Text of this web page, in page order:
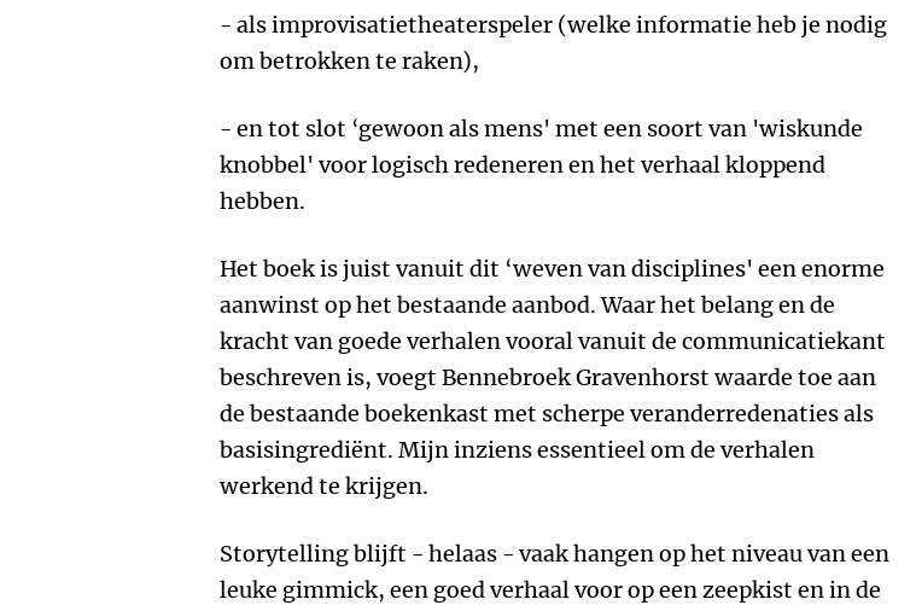
- als improvisatietheaterspeler (welke informatie heb je nodig
om betrokken te raken),
- en tot slot ‘gewoon als mens' met een soort van 'wiskunde
knobbel' voor logisch redeneren en het verhaal kloppend
hebben.
Het boek is juist vanuit dit ‘weven van disciplines' een enorme
aanwinst op het bestaande aanbod. Waar het belang en de
kracht van goede verhalen vooral vanuit de communicatiekant
beschreven is, voegt Bennebroek Gravenhorst waarde toe aan
de bestaande boekenkast met scherpe veranderredenaties als
basisingrediënt. Mijn inziens essentieel om de verhalen
werkend te krijgen.
Storytelling blijft - helaas - vaak hangen op het niveau van een
leuke gimmick, een goed verhaal voor op een zeepkist en in de